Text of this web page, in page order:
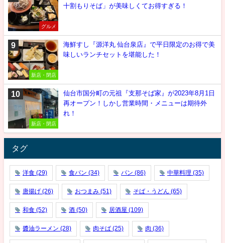
グルメ
十割もりそば」が美味しくてお得すぎる！
新店・閉店
海鮮すし『源洋丸 仙台泉店』で平日限定のお得で美
味しいランチセットを堪能した！
新店・閉店
仙台市国分町の元祖『支那そば家』が2023年8月1日
再オープン！しかし営業時間・メニューは期待外
れ！
タグ
洋食 (29) 食パン (34) パン (86) 中華料理 (35)
唐揚げ (26) おつまみ (51) そば・うどん (65)
和食 (52) 酒 (50) 居酒屋 (109)
醬油ラーメン (28) 肉そば (25) 肉 (36)